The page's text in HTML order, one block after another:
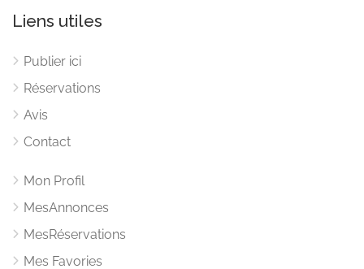
Liens utiles
Publier ici
Réservations
Avis
Contact
Mon Profil
MesAnnonces
MesRéservations
Mes Favories